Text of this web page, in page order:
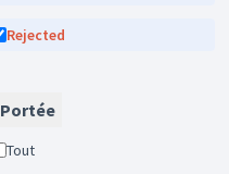
Rejected
Portée
Tout